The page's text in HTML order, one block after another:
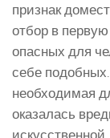
признак
отбор в
опасных для
себе
необходимая
оказалась
искусственной.